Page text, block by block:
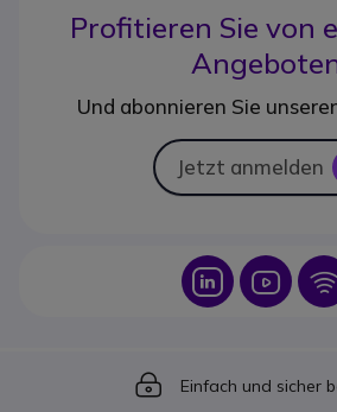
Profitieren Sie von
Und abonnieren Sie
Jetzt anmelden
Icon
Icon
Einfach und sicher